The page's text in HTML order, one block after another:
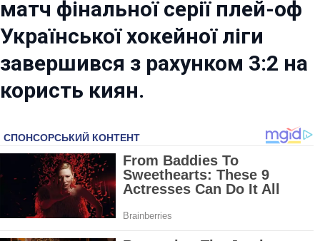
матч фінальної серії плей-оф
Української хокейної ліги
завершився з рахунком 3:2 на
користь киян.